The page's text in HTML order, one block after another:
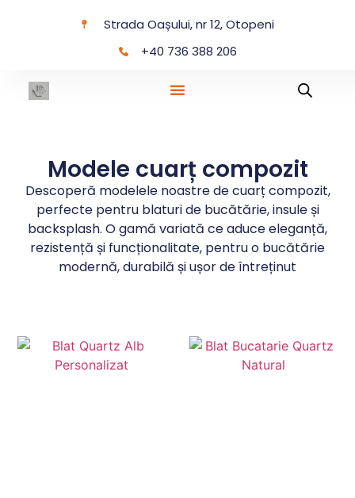
Strada Oașului, nr 12, Otopeni
+40 736 388 206
Modele cuarț compozit
Descoperă modelele noastre de cuarț compozit,
perfecte pentru blaturi de bucătărie, insule și
backsplash. O gamă variată ce aduce eleganță,
rezistență și funcționalitate, pentru o bucătărie
modernă, durabilă și ușor de întreținut